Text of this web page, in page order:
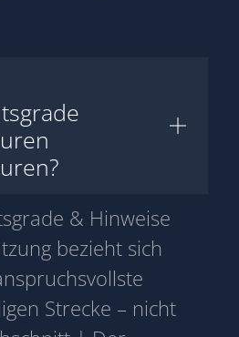
& Hinweise
bezieht sich
Strecke – nicht